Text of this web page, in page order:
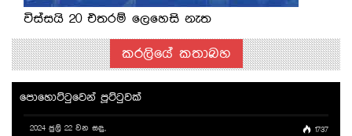
විස්සයි 20 එතරම් ලෙහෙසි නැත
කරලියේ කතාබහ
පොහොට්ටුවෙන් පූට්ටුවක්
2024 ජුලි 22 වන සඳු, 1737